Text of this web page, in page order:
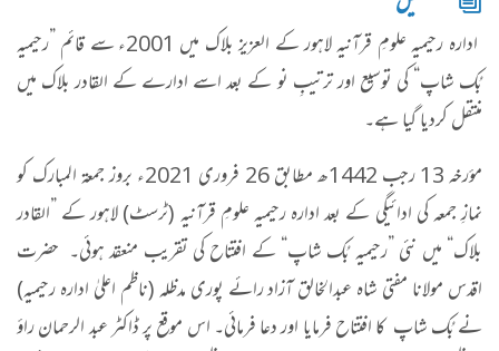
ادارہ رحیمیہ علومِ قرآنیہ لاہور کے العزیز بلاک میں 2001ء سے قائم ”رحیمیہ
بُک شاپ“ کی توسیع اور ترتیبِ نو کے بعد اسے ادارے کے القادر بلاک میں
منتقل کردیا گیا ہے۔
مؤرخہ 13 رجب 1442ھ مطابق 26 فروری 2021ء بروز جمعۃ المبارک کو
نمازِ جمعہ کی ادائیگی کے بعد ادارہ رحیمیہ علومِ قرآنیہ (ٹرسٹ) لاہور کے ”القادر
بلاک“ میں نئی ”رحیمیہ بُک شاپ“ کے افتتاح کی تقریب منعقد ہوئی۔ حضرت
اقدس مولانا مفتی شاہ عبدالخالق آزاد رائے پوری مدظلہ (ناظم اعلیٰ ادارہ رحیمیہ)
نے بُک شاپ کا افتتاح فرمایا اور دعا فرمائی۔ اس موقع پر ڈاکٹر عبد الرحمان راؤ